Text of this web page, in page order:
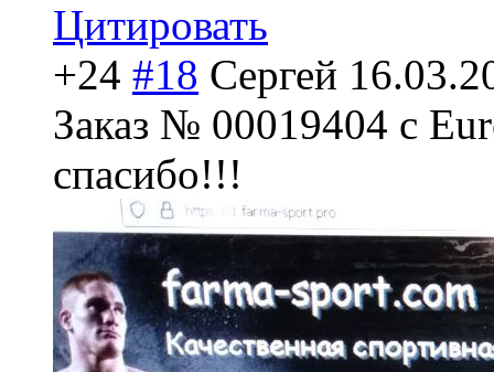
Цитировать
+24 #18 Сергей
Заказ № 00019404 с
спасибо!!!